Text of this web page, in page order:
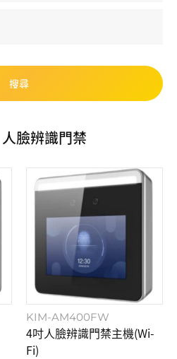
人臉辨識門禁
KIM-AM400FW
4吋人臉辨識門禁主機(Wi-
Fi)